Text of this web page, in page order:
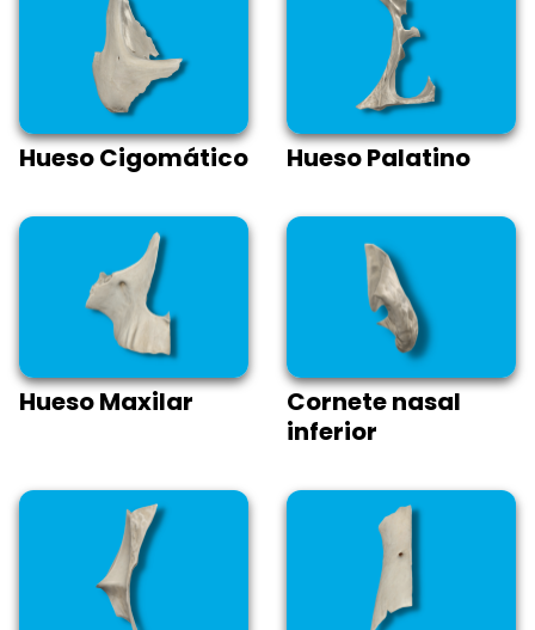
Hueso Cigomático Hueso Palatino
Hueso Maxilar
Cornete nasal
inferior